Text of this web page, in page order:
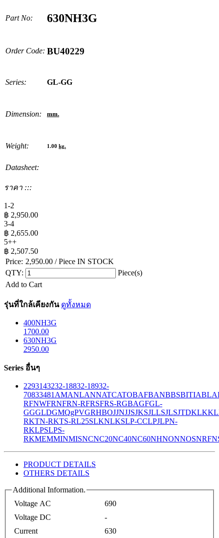
Part No: 630NH3G
Order Code: BU40229
Series: GL-GG
Dimension: mm.
Weight: 1.00 kg.
Datasheet:
ราคา :::
1-2
฿ 2,950.00
3-4
฿ 2,655.00
5++
฿ 2,507.50
Price: 2,950.00 / Piece IN STOCK
QTY:
Piece(s)
Add to Cart
รุ่นที่ใกล้เคียงกัน ดูทั้งหมด
400NH3G
1700.00
630NH3G
2950.00
Series อื่นๆ
2293143232-18832-18932-
70833481 AMANLANNATCATOBAFBANBBSBITIABLA
RFNWFRNFRN-RFRSFRS-RGBAGFGL-
GGGLDGMQgPVGRHBOJJNJJSJKSJLLSJLSJTDKLK
RKTN-RKTS-RL25SLKNLKSLP-CCLPJLPN-
RKLPSLPS-
RKMEMMINMISNCNC20NC40NC60NHNONNOSNRF
PRODUCT DETAILS
OTHERS DETAILS
Additional Information.
Voltage AC
690
Voltage DC
-
Current
630